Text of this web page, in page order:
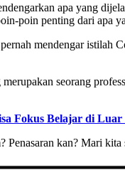
apa yang
poin penting dari apa
mendengar
seorang
Fokus Belajar di
Penasaran kan? Mari